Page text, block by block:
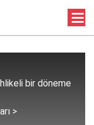
bir döneme
>